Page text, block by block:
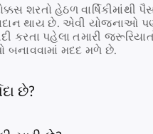
ચોક્કસ શરતો હેઠળ
થાય છે. એવી યોજનાઓ
કરતા પહેલા તમારી
બનાવવામાં મદદ મળે છે.
છે?